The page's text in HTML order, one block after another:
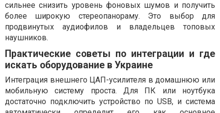
сильнее снизить уровень фоновых шумов и получить
более широкую стереопанораму. Это выбор для
продвинутых аудиофилов и владельцев топовых
наушников.
Практические советы по интеграции и где
искать оборудование в Украине
Интеграция внешнего ЦАП-усилителя в домашнюю или
мобильную систему проста. Для ПК или ноутбука
достаточно подключить устройство по USB, и система